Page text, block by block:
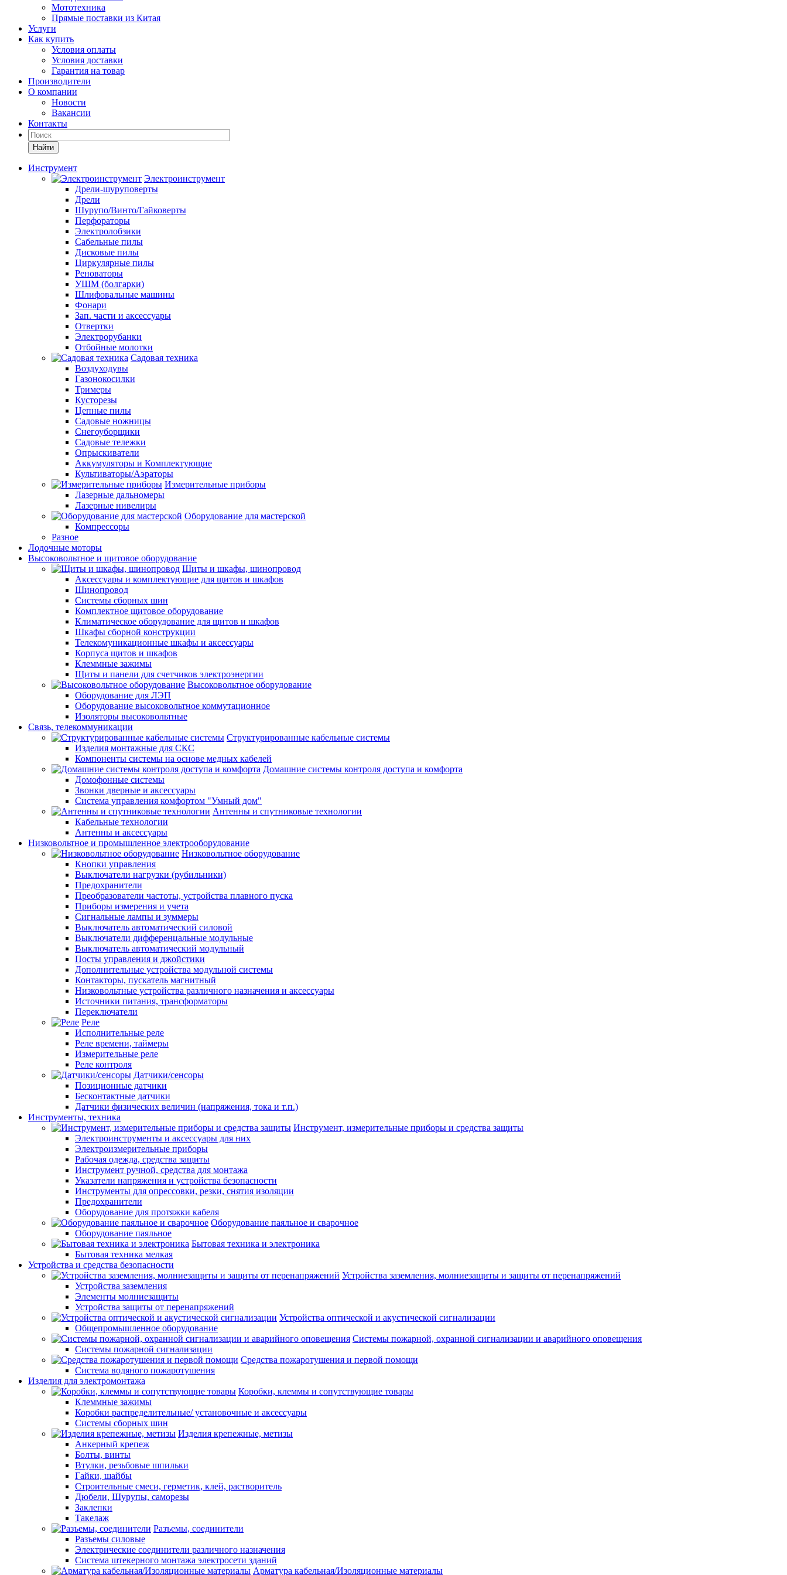
Мототехника
Прямые поставки из Китая
Услуги
Как купить
Условия оплаты
Условия доставки
Гарантия на товар
Производители
О компании
Новости
Вакансии
Контакты
Найти
Инструмент
Электроинструмент
Дрели-шуруповерты
Дрели
Шурупо/Винто/Гайковерты
Перфораторы
Электролобзики
Сабельные пилы
Дисковые пилы
Циркулярные пилы
Реноваторы
УШМ (болгарки)
Шлифовальные машины
Фонари
Зап. части и аксессуары
Отвертки
Электрорубанки
Отбойные молотки
Садовая техника
Воздуходувы
Газонокосилки
Тримеры
Кусторезы
Цепные пилы
Садовые ножницы
Снегоуборщики
Садовые тележки
Опрыскиватели
Аккумуляторы и Комплектующие
Культиваторы/Аэраторы
Измерительные приборы
Лазерные дальномеры
Лазерные нивелиры
Оборудование для мастерской
Компрессоры
Разное
Лодочные моторы
Высоковольтное и щитовое оборудование
Щиты и шкафы, шинопровод
Аксессуары и комплектующие для щитов и шкафов
Шинопровод
Системы сборных шин
Комплектное щитовое оборудование
Климатическое оборудование для щитов и шкафов
Шкафы сборной конструкции
Телекомуникационные шкафы и аксессуары
Корпуса щитов и шкафов
Клеммные зажимы
Щиты и панели для счетчиков электроэнергии
Высоковольтное оборудование
Оборудование для ЛЭП
Оборудование высоковольтное коммутационное
Изоляторы высоковольтные
Связь, телекоммуникации
Структурированные кабельные системы
Изделия монтажные для СКС
Компоненты системы на основе медных кабелей
Домашние системы контроля доступа и комфорта
Домофонные системы
Звонки дверные и аксессуары
Система управления комфортом "Умный дом"
Антенны и спутниковые технологии
Кабельные технологии
Антенны и аксессуары
Низковольтное и промышленное электрооборудование
Низковольтное оборудование
Кнопки управления
Выключатели нагрузки (рубильники)
Предохранители
Преобразователи частоты, устройства плавного пуска
Приборы измерения и учета
Сигнальные лампы и зуммеры
Выключатель автоматический силовой
Выключатели дифференцальные модульные
Выключатель автоматический модульный
Посты управления и джойстики
Дополнительные устройства модульной системы
Контакторы, пускатель магнитный
Низковольтные устройства различного назначения и аксессуары
Источники питания, трансформаторы
Переключатели
Реле
Исполнительные реле
Реле времени, таймеры
Измерительные реле
Реле контроля
Датчики/сенсоры
Позиционные датчики
Бесконтактные датчики
Датчики физических величин (напряжения, тока и т.п.)
Инструменты, техника
Инструмент, измерительные приборы и средства защиты
Электроинструменты и аксессуары для них
Электроизмерительные приборы
Рабочая одежда, средства защиты
Инструмент ручной, средства для монтажа
Указатели напряжения и устройства безопасности
Инструменты для опрессовки, резки, снятия изоляции
Предохранители
Оборудование для протяжки кабеля
Оборудование паяльное и сварочное
Оборудование паяльное
Бытовая техника и электроника
Бытовая техника мелкая
Устройства и средства безопасности
Устройства заземления, молниезащиты и защиты от перенапряжений
Устройства заземления
Элементы молниезащиты
Устройства защиты от перенапряжений
Устройства оптической и акустической сигнализации
Общепромышленное оборудование
Системы пожарной, охранной сигнализации и аварийного оповещения
Системы пожарной сигнализации
Средства пожаротушения и первой помощи
Система водяного пожаротушения
Изделия для электромонтажа
Коробки, клеммы и сопутствующие товары
Клеммные зажимы
Коробки распределительные/ установочные и аксессуары
Системы сборных шин
Изделия крепежные, метизы
Анкерный крепеж
Болты, винты
Втулки, резьбовые шпильки
Гайки, шайбы
Строительные смеси, герметик, клей, растворитель
Дюбели, Шурупы, саморезы
Заклепки
Такелаж
Разъемы, соединители
Разъемы силовые
Электрические соединители различного назначения
Система штекерного монтажа электросети зданий
Арматура кабельная/Изоляционные материалы